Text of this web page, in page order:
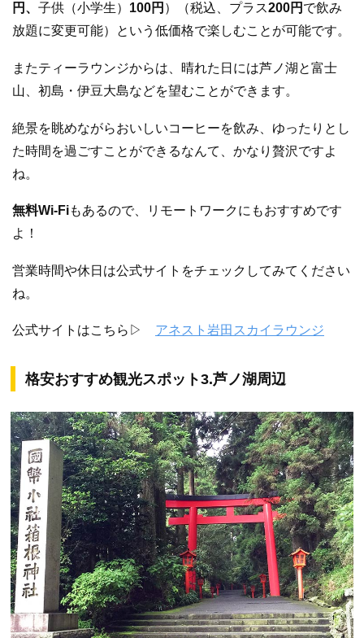
円、 子供（小学生） 100円 ）（税込、プラス200円 で飲み
放題に変更可能）という低価格で楽しむことが可能です。
またティーラウンジからは、晴れた日には芦ノ湖と富士
山、初島・伊豆大島などを望むことができます。
絶景を眺めながらおいしいコーヒーを飲み、ゆったりとし
た時間を過ごすことができるなんて、かなり贅沢ですよ
ね。
無料Wi-Fiもあるので、リモートワークにもおすすめです
よ！
営業時間や休日は公式サイトをチェックしてみてください
ね。
公式サイトはこちら▷ アネスト岩田スカイラウンジ
格安おすすめ観光スポット3.芦ノ湖周辺